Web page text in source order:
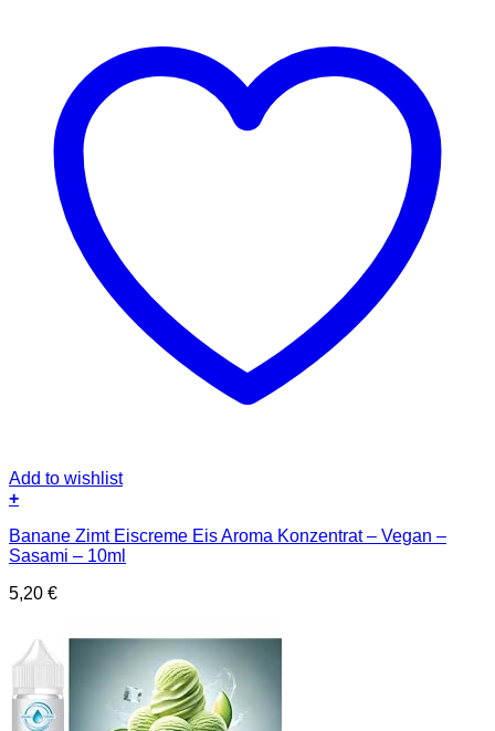
Add to wishlist
+
Banane Zimt Eiscreme Eis Aroma Konzentrat – Vegan –
Sasami – 10ml
5,20 €